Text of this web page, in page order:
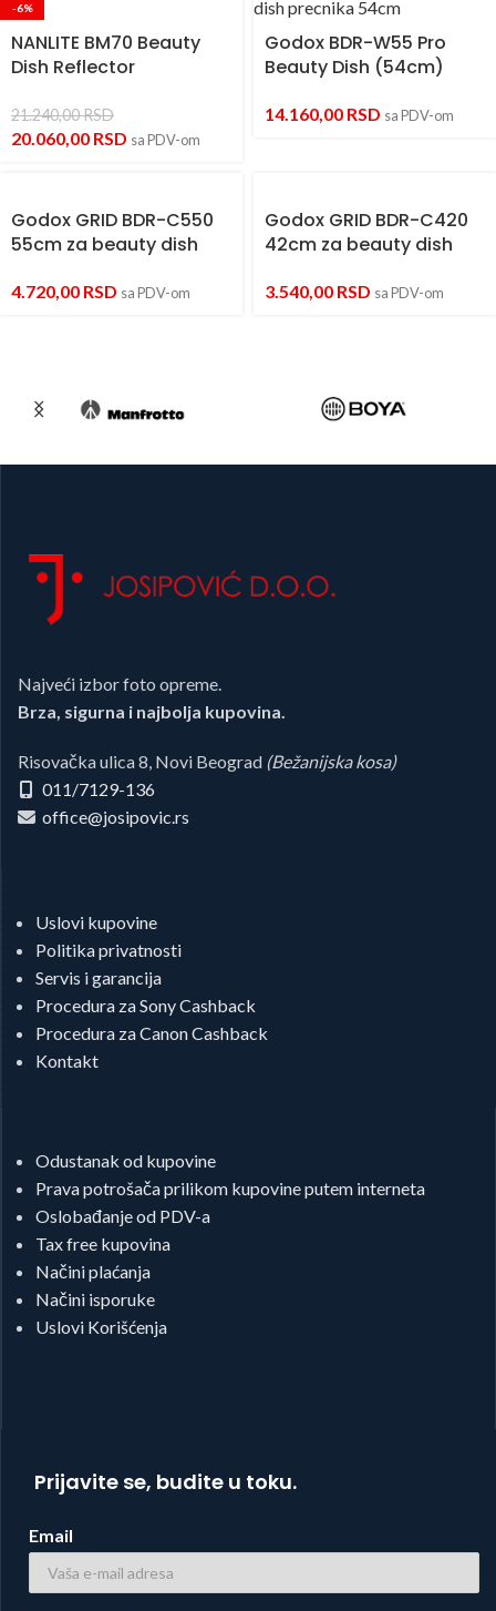
-6%
NANLITE BM70 Beauty
Dish Reflector
21.240,00RSD
20.060,00 RSD sa PDV-om
Godox BDR-W55 Pro
Beauty Dish (54cm)
14.160,00 RSD sa PDV-om
Godox GRID BDR-C550
55cm za beauty dish
4.720,00 RSD sa PDV-om
Godox GRID BDR-C420
42cm za beauty dish
3.540,00 RSD sa PDV-om
Najveći izbor foto opreme.
Brza, sigurna i najbolja kupovina.
Risovačka ulica 8, Novi Beograd (Bežanijska kosa)
011/7129-136
office@josipovic.rs
Uslovi kupovine
Politika privatnosti
Servis i garancija
Procedura za Sony Cashback
Procedura za Canon Cashback
Kontakt
Odustanak od kupovine
Prava potrošača prilikom kupovine putem interneta
Oslobađanje od PDV-a
Tax free kupovina
Načini plaćanja
Načini isporuke
Uslovi Korišćenja
Prijavite se, budite u toku.
Email